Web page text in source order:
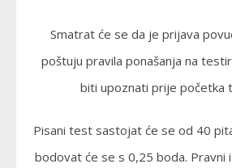
Smatrat će se da je prijava
poštuju pravila ponašanja na
biti upoznati prije početka
Pisani test sastojat će se od 40
bodovat će se s 0,25 boda. Pravni